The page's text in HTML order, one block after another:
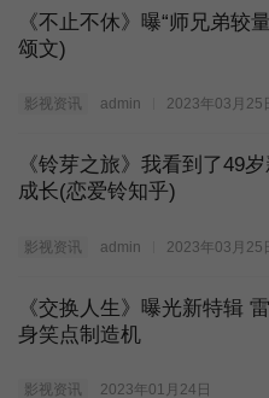
《不止不休》曝“师兄弟较
颂文)
影视资讯 admin 2023年03月25
《铃芽之旅》我看到了49
成长(恋爱铃知乎)
影视资讯 admin 2023年03月25
《交换人生》曝光新特辑
身笑点制造机
影视资讯 2023年01月24日